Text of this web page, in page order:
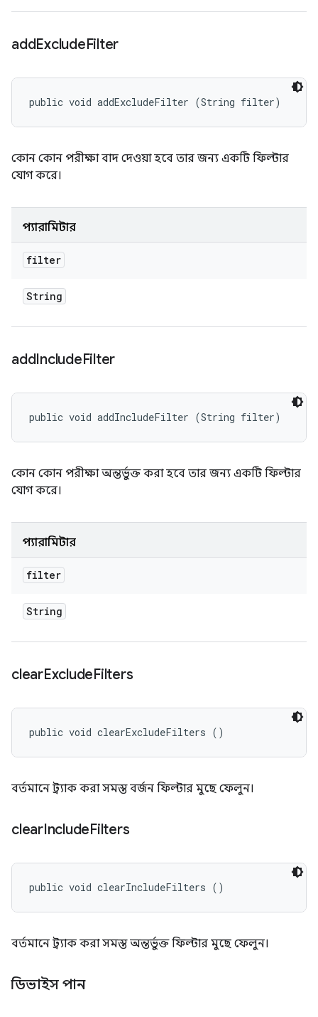
addExcludeFilter
public void addExcludeFilter (String filter)
কোন কোন পরীক্ষা বাদ দেওয়া হবে তার জন্য একটি ফিল্টার
যোগ করে।
প্যারামিটার
filter
String
addIncludeFilter
public void addIncludeFilter (String filter)
কোন কোন পরীক্ষা অন্তর্ভুক্ত করা হবে তার জন্য একটি ফিল্টার
যোগ করে।
প্যারামিটার
filter
String
clearExcludeFilters
public void clearExcludeFilters ()
বর্তমানে ট্র্যাক করা সমস্ত বর্জন ফিল্টার মুছে ফেলুন।
clearIncludeFilters
public void clearIncludeFilters ()
বর্তমানে ট্র্যাক করা সমস্ত অন্তর্ভুক্ত ফিল্টার মুছে ফেলুন।
ডিভাইস পান